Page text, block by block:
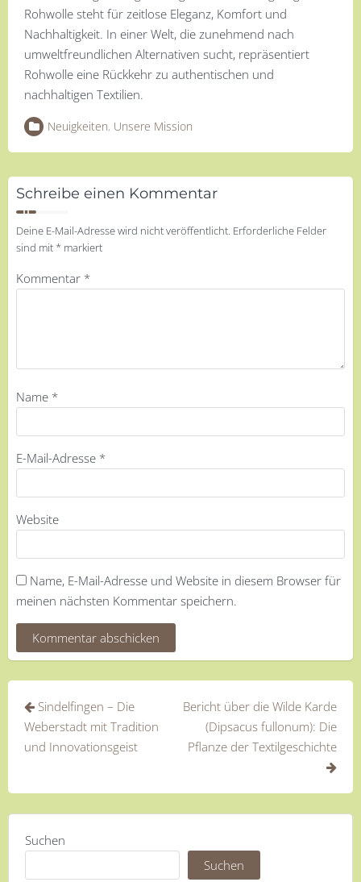
Rohwolle steht für zeitlose Eleganz, Komfort und
Nachhaltigkeit. In einer Welt, die zunehmend nach
umweltfreundlichen Alternativen sucht, repräsentiert
Rohwolle eine Rückkehr zu authentischen und
nachhaltigen Textilien.
Neuigkeiten, Unsere Mission
Schreibe einen Kommentar
Deine E-Mail-Adresse wird nicht veröffentlicht. Erforderliche Felder
sind mit * markiert
Kommentar *
Name *
E-Mail-Adresse *
Website
Name, E-Mail-Adresse und Website in diesem Browser für
meinen nächsten Kommentar speichern.
Beitragsnavigation
Sindelfingen – Die
Weberstadt mit Tradition
und Innovationsgeist
Bericht über die Wilde Karde
(Dipsacus fullonum): Die
Pflanze der Textilgeschichte
Suchen
Suchen